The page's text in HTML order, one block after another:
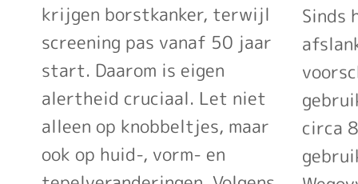
krijgen borstkanker, terwijl
screening pas vanaf 50 jaar
start. Daarom is eigen
alertheid cruciaal. Let niet
alleen op knobbeltjes, maar
ook op huid-, vorm- en
Sinds
circa